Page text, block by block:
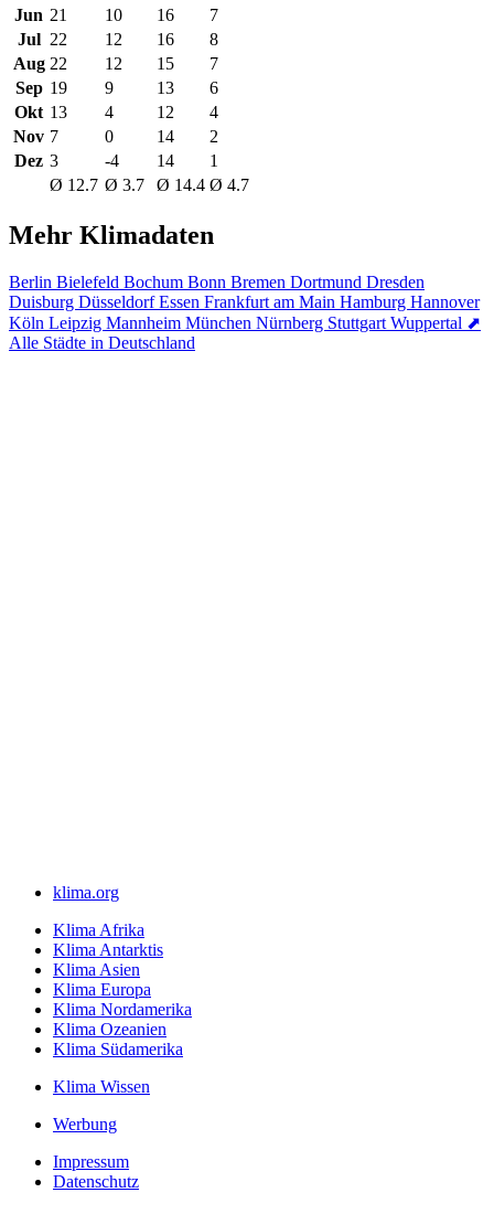
Jun 21 10 16
7
Jul 22 12 16
8
Aug 22 12 15
7
Sep 19 9 13
6
Okt 13 4 12
4
Nov 7 0 14
2
Dez 3 -4 14
1
Ø 12.7 Ø 3.7 Ø 14.4 Ø 4.7
Mehr Klimadaten
Berlin Bielefeld Bochum Bonn Bremen Dortmund Dresden
Duisburg DüsseldorfEssen Frankfurt am Main Hamburg Hannover
Köln Leipzig Mannheim München Nürnberg Stuttgart Wuppertal ⬈
Alle Städte in Deutschland
klima.org
Klima Afrika
Klima Antarktis
Klima Asien
Klima Europa
Klima Nordamerika
Klima Ozeanien
Klima Südamerika
Klima Wissen
Werbung
Impressum
Datenschutz